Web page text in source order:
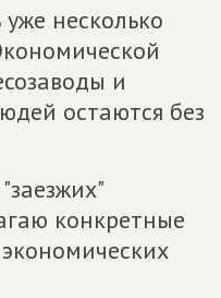
несколько
и
остаются без
конкретные